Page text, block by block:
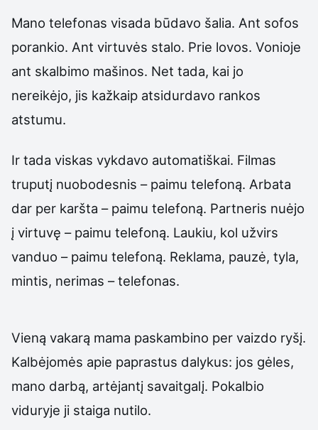
Mano telefonas visada būdavo šalia. Ant sofos
porankio. Ant virtuvės stalo. Prie lovos. Vonioje
ant skalbimo mašinos. Net tada, kai jo
nereikėjo, jis kažkaip atsidurdavo rankos
atstumu.
Ir tada viskas vykdavo automatiškai. Filmas
truputį nuobodesnis – paimu telefoną. Arbata
dar per karšta – paimu telefoną. Partneris nuėjo
į virtuvę – paimu telefoną. Laukiu, kol užvirs
vanduo – paimu telefoną. Reklama, pauzė, tyla,
mintis, nerimas – telefonas.
Vieną vakarą mama paskambino per vaizdo ryšį.
Kalbėjomės apie paprastus dalykus: jos gėles,
mano darbą, artėjantį savaitgalį. Pokalbio
viduryje ji staiga nutilo.